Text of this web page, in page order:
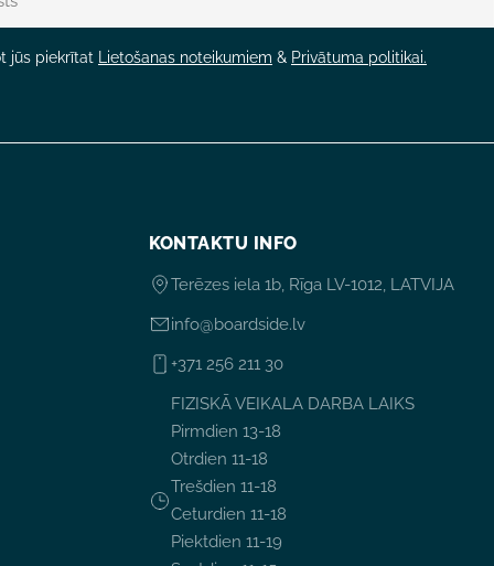
jūs piekrītat Lietošanas noteikumiem & Privātuma politikai.
KONTAKTU INFO
Terēzes iela 1b, Rīga LV-1012, LATVIJA
info@boardside.lv
+371 256 211 30
FIZISKĀ VEIKALA DARBA LAIKS
Pirmdien 13-18
Otrdien 11-18
Trešdien 11-18
Ceturdien 11-18
Piektdien 11-19